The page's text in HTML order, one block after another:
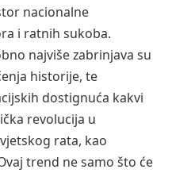
nacionalne
i ratnih sukoba.
najviše zabrinjava su
historije, te
dostignuća kakvi
revolucija u
rata, kao
trend ne samo što će